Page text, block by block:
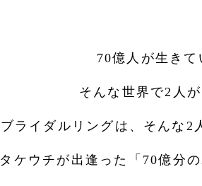
70億人が生きて
そんな世界で2人が
ブライダルリングは、 そんな2
タケウチが出逢った 「70億分